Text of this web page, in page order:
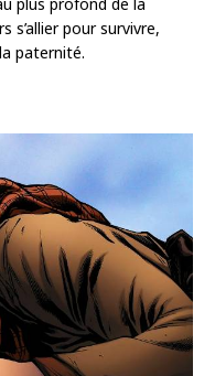
s’allier pour survivre,
paternité.